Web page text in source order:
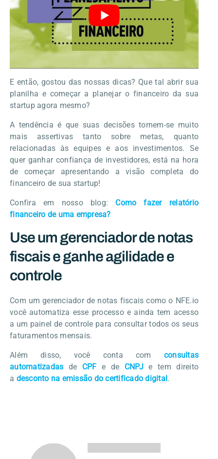
E então, gostou das nossas dicas? Que tal abrir sua
planilha e começar a planejar o financeiro da sua
startup agora mesmo?
A tendência é que suas decisões tornem-se muito
mais assertivas tanto sobre metas, quanto
relacionadas às equipes e aos investimentos. Se
quer ganhar confiança de investidores, está na hora
de começar apresentando a visão completa do
financeiro de sua startup!
Confira em nosso blog: Como fazer relatório
financeiro de uma empresa?
Use um gerenciador de notas
fiscais e ganhe agilidade e
controle
Com um gerenciador de notas fiscais como o NFE.io
você automatiza esse processo e ainda tem acesso
a um painel de controle para consultar todos os seus
faturamentos mensais.
Além disso, você conta com consultas
automatizadas de CPF e de CNPJe tem direito
a desconto na emissão do certificado digital.